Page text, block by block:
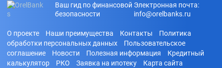
Ваш гид по финансовой
безопасности
Электронная почта:
info@orelbanks.ru
О проекте Наши преимущества Контакты
Политика
обработки персональных данных
Пользовательское
соглашение
Новости Полезная информация
Кредитный
калькулятор
РКО Заявка на ипотеку Карта сайта